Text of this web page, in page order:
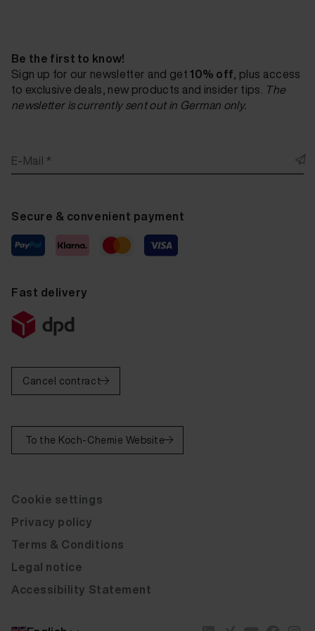
Fluid Leather La-Z-Boy Cat B Damson Cat-55/77 20 m
Fluid Leather La-Z-Boy Cat B Lime Cat-55/78 20 ml
Fluid Leather La-Z-Boy Cat B Chestnut Cat-55/27 20
Fluid Leather La-Z-Boy Cat B Marble Cat-55/60 20 m
Fluid Leather La-Z-Boy Cat B Vanilla Cat-55/63 20
Fluid Leather La-Z-Boy Cat C Ranch Cat-70/17 20 ml
Fluid Leather La-Z-Boy Cat C Expresso Cat-70/18 20
Fluid Leather La-Z-Boy Cat C Cognac Cat-70/23 20 m
Fluid Leather La-Z-Boy Cat C Truffle Cat-70/70 20
Fluid Leather La-Z-Boy Cat D Coffee Cat-200/22 20
Fluid Leather La-Z-Boy Cat D Cocoa Cat-200/23 20 m
Fluid Leather La-Z-Boy Cat D Cream Cat-200/28 20 m
Be the first to know!
Sign up for our newsletter and get10% off, plus access
to exclusive deals, new products and insider tips. The
newsletter is currently sent out in German only.
E-Mail *
Secure & convenient payment
Fast delivery
Cancel contract
To the Koch-Chemie Website
Cookie settings
Privacy policy
Terms & Conditions
Legal notice
Accessibility Statement